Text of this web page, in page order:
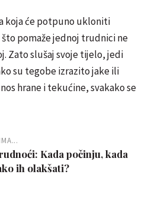
koja će potpuno ukloniti
pomaže jednoj trudnici ne
Zato slušaj svoje tijelo, jedi
su tegobe izrazito jake ili
hrane i tekućine, svakako se
Kada počinju, kada
ih olakšati?